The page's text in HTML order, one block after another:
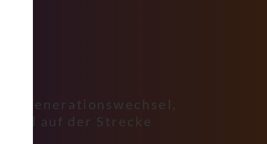
Generationswechsel,
auf der Strecke